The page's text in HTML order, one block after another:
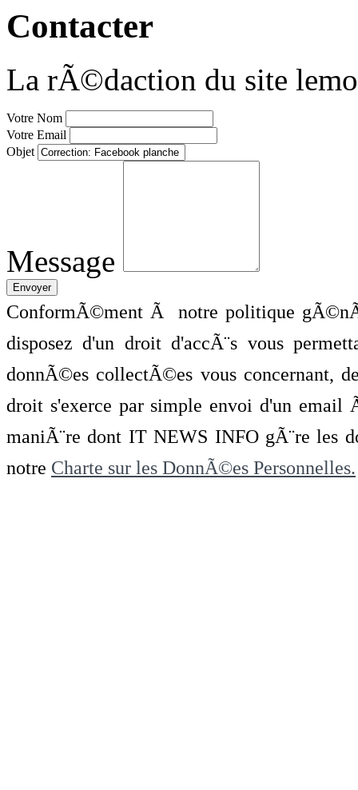
Contacter
La rÃ©daction du site
Votre Nom
Votre Email
Objet
Message
ConformÃ©ment Ã notre politique
disposez d'un droit d'accÃ¨s vous
donnÃ©es collectÃ©es vous concernant,
droit s'exerce par simple envoi d'un
maniÃ¨re dont IT NEWS INFO gÃ¨re les
notre Charte sur les DonnÃ©es Personnelles.